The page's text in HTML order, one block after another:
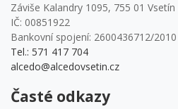
Záviše Kalandry 1095, 755 01 Vsetín
IČ: 00851922
Bankovní spojení: 2600436712/2010
Tel.: 571 417 704
alcedo@alcedovsetin.cz
Časté odkazy